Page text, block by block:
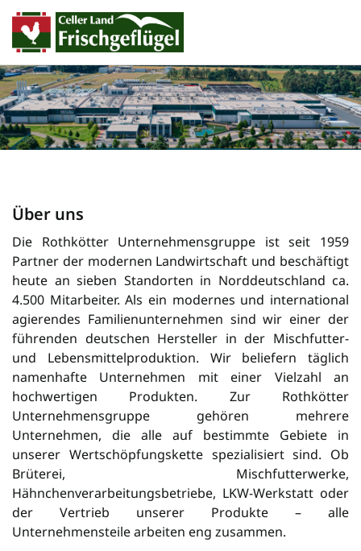
Über uns
Die Rothkötter Unternehmensgruppe ist seit 1959
Partner der modernen Landwirtschaft und beschäftigt
heute an sieben Standorten in Norddeutschland ca.
4.500 Mitarbeiter. Als ein modernes und international
agierendes Familienunternehmen sind wir einer der
füh­ren­den deutschen Her­steller in der Misch­futter-
und Lebensmittelproduktion. Wir beliefern täglich
namenhafte Unter­neh­men mit einer Vielzahl an
hochwertigen Pro­dukten. Zur Rothkötter
Unternehmensgruppe gehören mehrere
Unternehmen, die alle auf bestimmte Gebiete in
unserer Wertschöpfungskette spezialisiert sind. Ob
Brüterei, Mischfutterwerke,
Hähnchenverarbeitungsbetriebe, LKW-Werkstatt oder
der Vertrieb unserer Produkte – alle
Unternehmensteile arbeiten eng zusammen.